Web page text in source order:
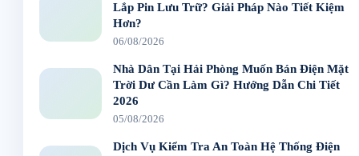
Lắp Pin Lưu Trữ? Giải Pháp Nào Tiết Kiệm
Hơn?
06/08/2026
Nhà Dân Tại Hải Phòng Muốn Bán Điện Mặt
Trời Dư Cần Làm Gì? Hướng Dẫn Chi Tiết
2026
05/08/2026
Dịch Vụ Kiểm Tra An Toàn Hệ Thống Điện